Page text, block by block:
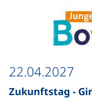
Zukunftstag -
22.04.2027